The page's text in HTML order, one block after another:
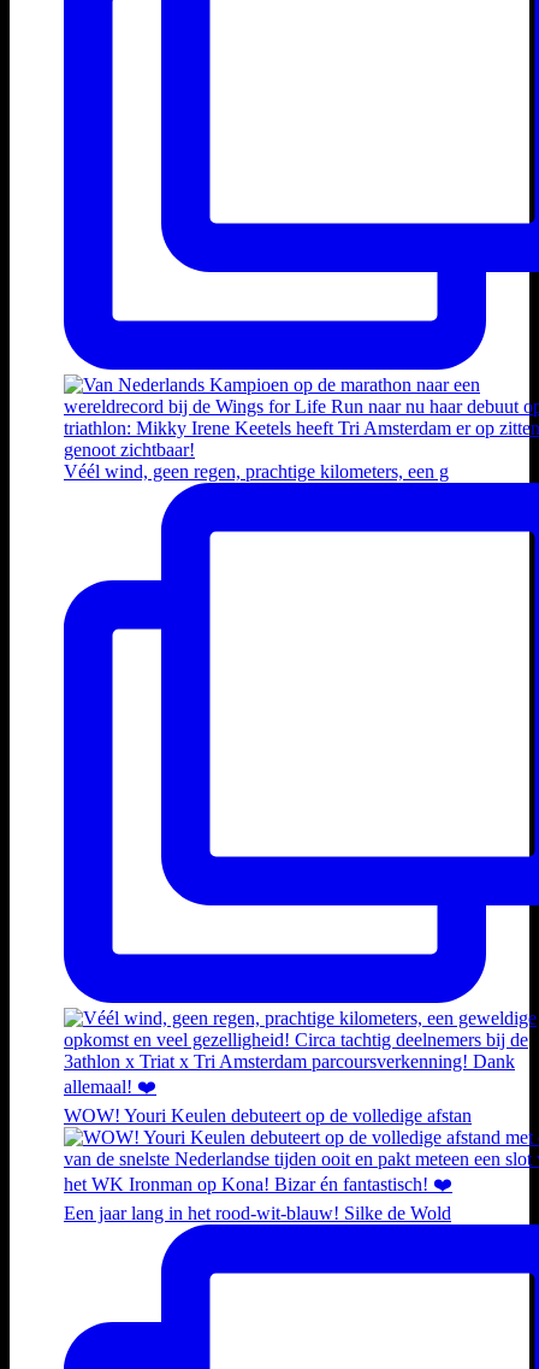
Véél wind, geen regen, prachtige kilometers, een g
WOW! Youri Keulen debuteert op de volledige afstan
Een jaar lang in het rood-wit-blauw! Silke de Wold